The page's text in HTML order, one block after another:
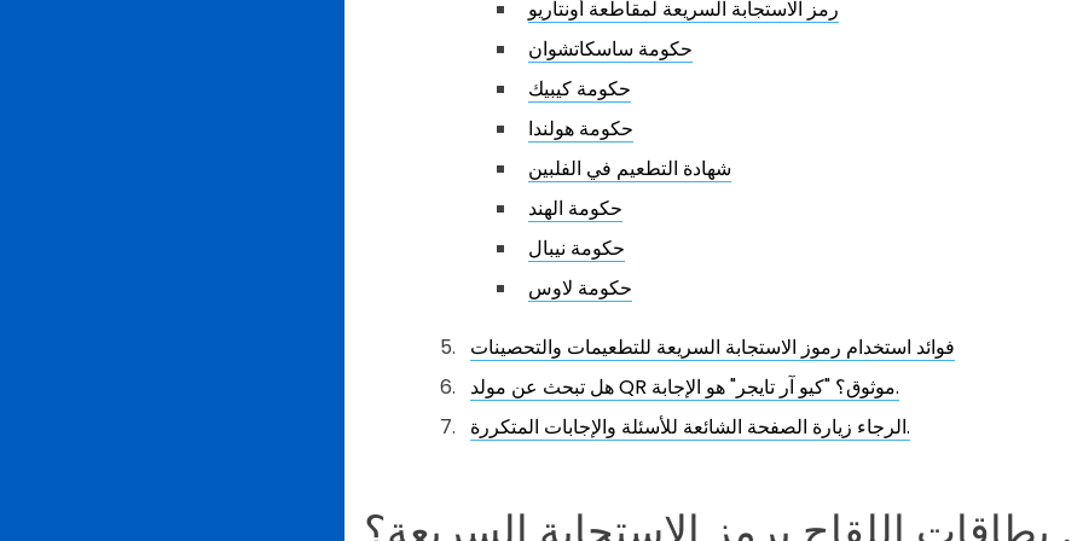
رمز الاستجابة السريعة لمقاطعة أونتاريو
حكومة ساسكاتشوان
حكومة كيبيك
حكومة هولندا
شهادة التطعيم في الفلبين
حكومة الهند
حكومة نيبال
حكومة لاوس
فوائد استخدام رموز الاستجابة السريعة للتطعيمات والتحصينات
هل تبحث عن مولد QR موثوق؟ "كيو آر تايجر" هو الإجابة.
الرجاء زيارة الصفحة الشائعة للأسئلة والإجابات المتكررة.